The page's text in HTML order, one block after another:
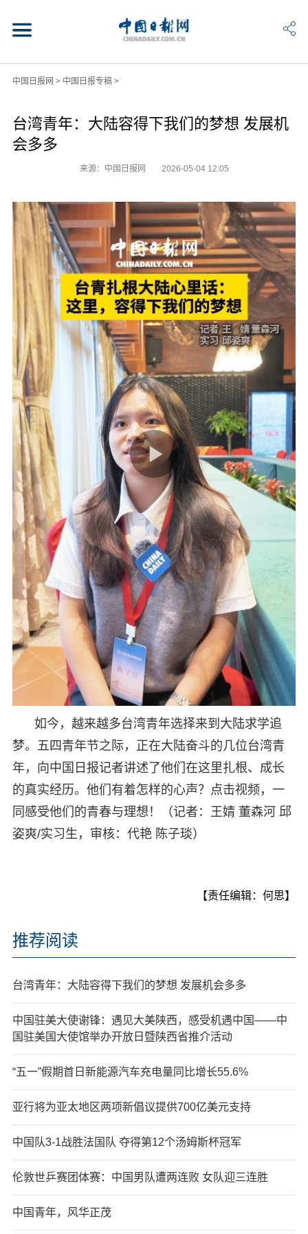
中国日报网 > 中国日报专稿>
台湾青年：大陆容得下我们的梦想 发展机
会多多
来源：中国日报网 2026-05-04 12:05
如今，越来越多台湾青年选择来到大陆求学追
梦。五四青年节之际，正在大陆奋斗的几位台湾青
年，向中国日报记者讲述了他们在这里扎根、成长
的真实经历。他们有着怎样的心声？点击视频，一
同感受他们的青春与理想！（记者：王婧 董森河 邱
姿爽/实习生，审核：代艳 陈子琰）
【责任编辑：何思】
推荐阅读
台湾青年：大陆容得下我们的梦想 发展机会多多
中国驻美大使谢锋：遇见大美陕西，感受机遇中国——中
国驻美国大使馆举办开放日暨陕西省推介活动
“五一”假期首日新能源汽车充电量同比增长55.6%
亚行将为亚太地区两项新倡议提供700亿美元支持
中国队3-1战胜法国队 夺得第12个汤姆斯杯冠军
伦敦世乒赛团体赛：中国男队遭两连败 女队迎三连胜
中国青年，风华正茂